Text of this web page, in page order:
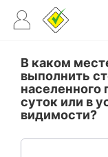
В каком
выполнить
населенного
суток или в
видимости?